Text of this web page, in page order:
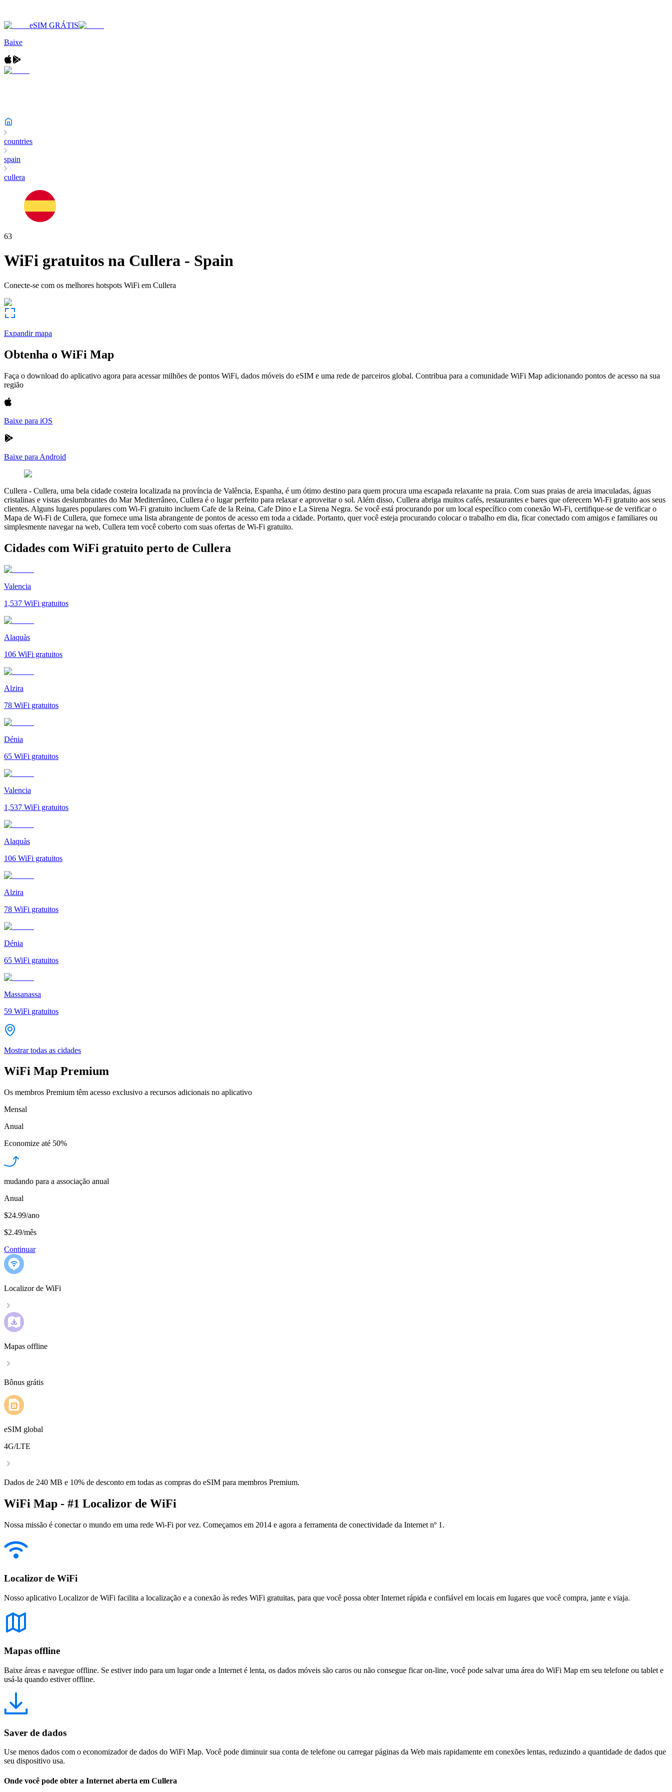
eSIM GRÁTIS
Baixe
countries
spain
cullera
63
WiFi gratuitos na Cullera - Spain
Conecte-se com os melhores hotspots WiFi em Cullera
Expandir mapa
Obtenha o WiFi Map
Faça o download do aplicativo agora para acessar milhões de pontos WiFi, dados móveis do eSIM e uma rede de parceiros global. Contribua para a comunidade WiFi Map adicionando pontos de acesso na sua
região
Baixe para iOS
Baixe para Android
Cullera - Cullera, uma bela cidade costeira localizada na província de Valência, Espanha, é um ótimo destino para quem procura uma escapada relaxante na praia. Com suas praias de areia imaculadas, águas
cristalinas e vistas deslumbrantes do Mar Mediterrâneo, Cullera é o lugar perfeito para relaxar e aproveitar o sol. Além disso, Cullera abriga muitos cafés, restaurantes e bares que oferecem Wi-Fi gratuito aos seus
clientes. Alguns lugares populares com Wi-Fi gratuito incluem Cafe de la Reina, Cafe Dino e La Sirena Negra. Se você está procurando por um local específico com conexão Wi-Fi, certifique-se de verificar o
Mapa de Wi-Fi de Cullera, que fornece uma lista abrangente de pontos de acesso em toda a cidade. Portanto, quer você esteja procurando colocar o trabalho em dia, ficar conectado com amigos e familiares ou
simplesmente navegar na web, Cullera tem você coberto com suas ofertas de Wi-Fi gratuito.
Cidades com WiFi gratuito perto de Cullera
Valencia
1,537 WiFi gratuitos
Alaquàs
106 WiFi gratuitos
Alzira
78 WiFi gratuitos
Dénia
65 WiFi gratuitos
Valencia
1,537 WiFi gratuitos
Alaquàs
106 WiFi gratuitos
Alzira
78 WiFi gratuitos
Dénia
65 WiFi gratuitos
Massanassa
59 WiFi gratuitos
Mostrar todas as cidades
WiFi Map Premium
Os membros Premium têm acesso exclusivo a recursos adicionais no aplicativo
Mensal
Anual
Economize até 50%
mudando para a associação anual
Anual
$24.99/ano
$2.49/mês
Continuar
Localizor de WiFi
Mapas offline
Bônus grátis
eSIM global
4G/LTE
Dados de 240 MB e 10% de desconto em todas as compras do eSIM para membros Premium.
WiFi Map - #1 Localizor de WiFi
Nossa missão é conectar o mundo em uma rede Wi-Fi por vez. Começamos em 2014 e agora a ferramenta de conectividade da Internet nº 1.
Localizor de WiFi
Nosso aplicativo Localizor de WiFi facilita a localização e a conexão às redes WiFi gratuitas, para que você possa obter Internet rápida e confiável em locais em lugares que você compra, jante e viaja.
Mapas offline
Baixe áreas e navegue offline. Se estiver indo para um lugar onde a Internet é lenta, os dados móveis são caros ou não consegue ficar on-line, você pode salvar uma área do WiFi Map em seu telefone ou tablet e
usá-la quando estiver offline.
Saver de dados
Use menos dados com o economizador de dados do WiFi Map. Você pode diminuir sua conta de telefone ou carregar páginas da Web mais rapidamente em conexões lentas, reduzindo a quantidade de dados que
seu dispositivo usa.
Onde você pode obter a Internet aberta em Cullera